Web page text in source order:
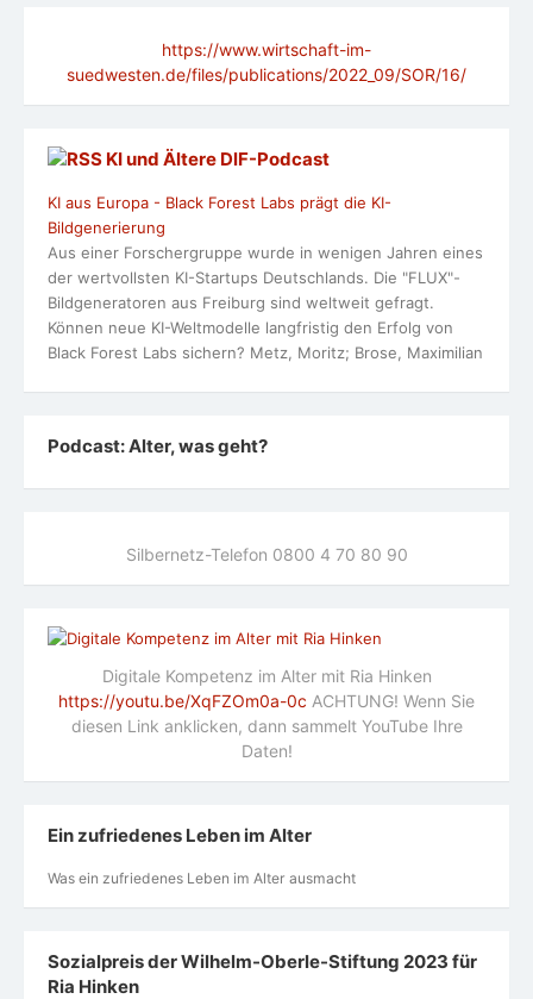
https://www.wirtschaft-im-
suedwesten.de/files/publications/2022_09/SOR/16/
KI und Ältere DlF-Podcast
KI aus Europa - Black Forest Labs prägt die KI-
Bildgenerierung
Aus einer Forschergruppe wurde in wenigen Jahren eines
der wertvollsten KI-Startups Deutschlands. Die "FLUX"-
Bildgeneratoren aus Freiburg sind weltweit gefragt.
Können neue KI-Weltmodelle langfristig den Erfolg von
Black Forest Labs sichern? Metz, Moritz; Brose, Maximilian
Podcast: Alter, was geht?
Silbernetz-Telefon 0800 4 70 80 90
Digitale Kompetenz im Alter mit Ria Hinken
https://youtu.be/XqFZOm0a-0c ACHTUNG! Wenn Sie
diesen Link anklicken, dann sammelt YouTube Ihre
Daten!
Ein zufriedenes Leben im Alter
Was ein zufriedenes Leben im Alter ausmacht
Sozialpreis der Wilhelm-Oberle-Stiftung 2023 für
Ria Hinken